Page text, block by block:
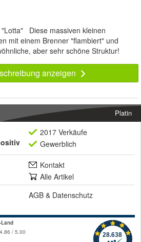
Diese massiven kleinen
mit einem Brenner "flambiert" und
aber sehr schöne Struktur!
anzeigen
Platin
2017 Verkäufe
Gewerblich
Kontakt
Alle Artikel
AGB & Datenschutz